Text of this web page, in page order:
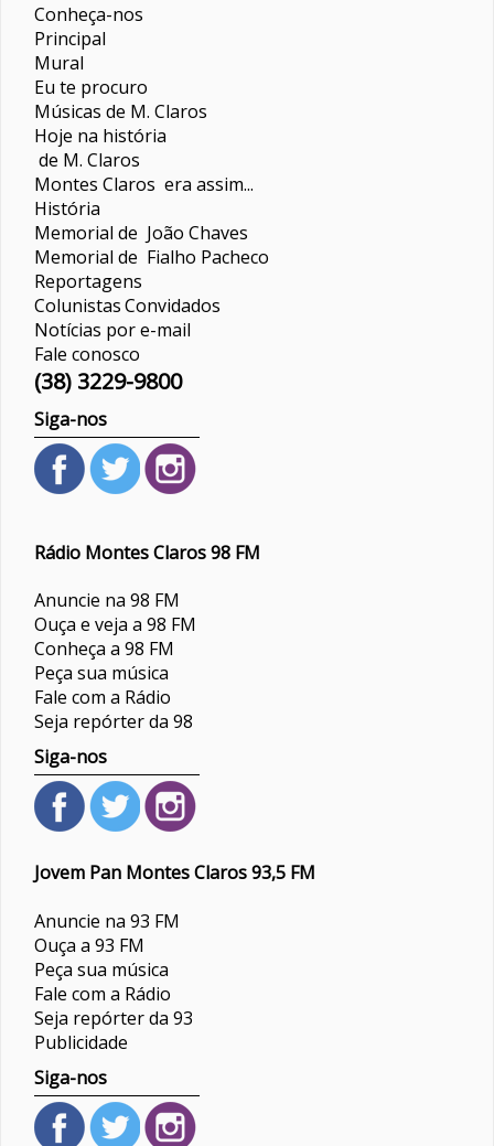
Conheça-nos
Principal
Mural
Eu te procuro
Músicas de M. Claros
Hoje na história
de M. Claros
Montes Claros era assim...
História
Memorial de João Chaves
Memorial de Fialho Pacheco
Reportagens
ColunistasConvidados
Notícias por e-mail
Fale conosco
(38) 3229-9800
Siga-nos
Rádio Montes Claros 98 FM
Anuncie na 98 FM
Ouça e veja a 98 FM
Conheça a 98 FM
Peça sua música
Fale com a Rádio
Seja repórter da 98
Siga-nos
Jovem Pan Montes Claros 93,5 FM
Anuncie na 93 FM
Ouça a 93 FM
Peça sua música
Fale com a Rádio
Seja repórter da 93
Publicidade
Siga-nos